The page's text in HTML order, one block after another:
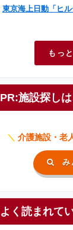
東京海上日動「ヒル
もっ
PR:施設探し
＼ 介護施設・老
み
よく読まれて